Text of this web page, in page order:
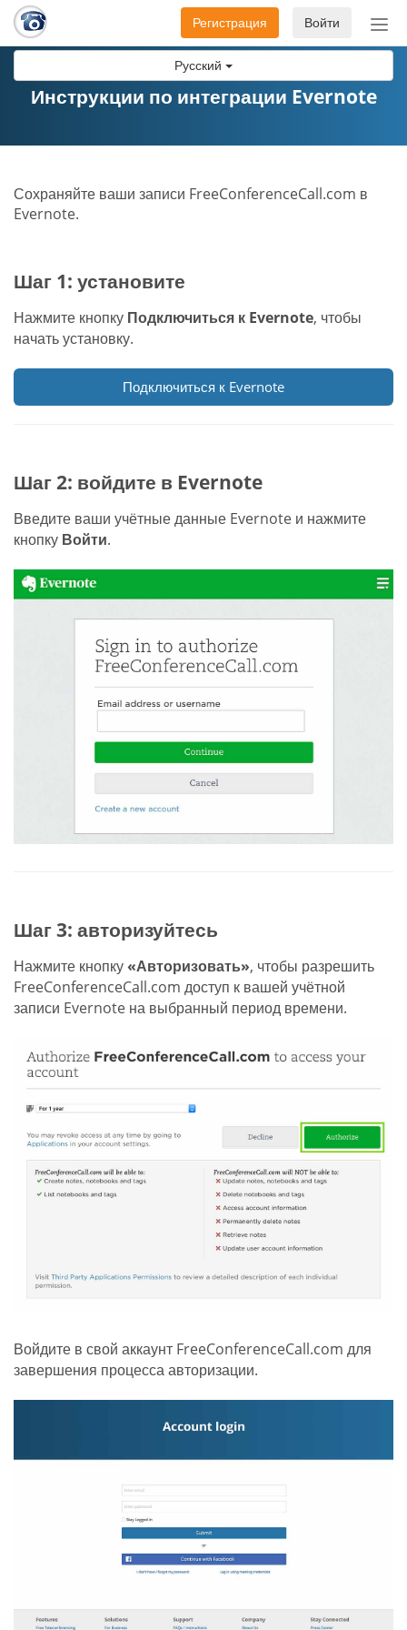
Русский
Войти
Регистрация
Инструкции по интеграции Evernote
Сохраняйте ваши записи FreeConferenceCall.com в
Evernote.
Шаг 1: установите
Нажмите кнопку Подключиться к Evernote, чтобы
начать установку.
Подключиться к Evernote
Шаг 2: войдите в Evernote
Введите ваши учётные данные Evernote и нажмите
кнопку Войти.
Шаг 3: авторизуйтесь
Нажмите кнопку«Авторизовать», чтобы разрешить
FreeConferenceCall.com доступ к вашей учётной
записи Evernote на выбранный период времени.
Войдите в свой аккаунт FreeConferenceCall.com для
завершения процесса авторизации.